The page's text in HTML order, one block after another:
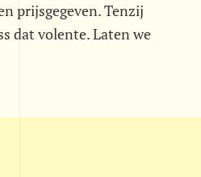
prijsgegeven. Tenzij
dat volente. Laten we